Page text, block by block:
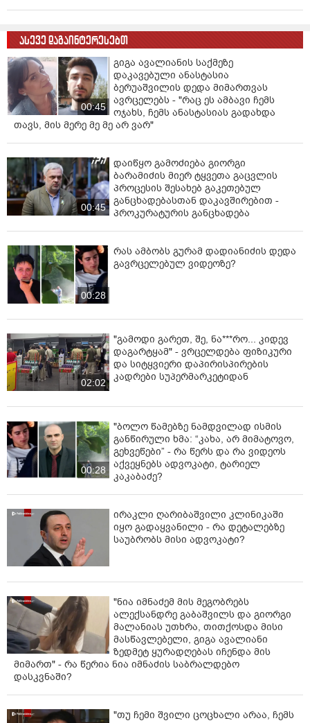
ასევე დაგაინტერესებთ
00:45
გიგა ავალიანის საქმეზე
დაკავებული ანასტასია
ბერუაშვილის დედა მიმართვას
ავრცელებს - "რაც ეს ამბავი ჩემს
ოჯახს, ჩემს ანასტასიას გადახდა
თავს, მის მერე მე მე არ ვარ"
00:45
დაიწყო გამოძიება გიორგი
ბარამიძის მიერ ტყვეთა გაცვლის
პროცესის შესახებ გაკეთებულ
განცხადებასთან დაკავშირებით -
პროკურატურის განცხადება
00:28
რას ამბობს გურამ დადიანიძის დედა
გავრცელებულ ვიდეოზე?
02:02
"გამოდი გარეთ, შე, ნა***რო... კიდევ
დაგარტყამ" - ვრცელდება ფიზიკური
და სიტყვიერი დაპირისპირების
კადრები სუპერმარკეტიდან
00:28
"ბოლო წამებზე ნამდვილად ისმის
განწირული ხმა: “კახა, არ მიმატოვო,
გეხვეწები” - რა წერს და რა ვიდეოს
აქვეყნებს ადვოკატი, ტარიელ
კაკაბაძე?
ირაკლი ღარიბაშვილი კლინიკაში
იყო გადაყვანილი - რა დეტალებზე
საუბრობს მისი ადვოკატი?
"ნია იმნაძემ მის მეგობრებს
ალექსანდრე გაბაშვილს და გიორგი
მალანიას უთხრა, თითქოსდა მისი
მასწავლებელი, გიგა ავალიანი
ზედმეტ ყურადღებას იჩენდა მის
მიმართ" - რა წერია ნია იმნაძის საბრალდებო
დასკვნაში?
"თუ ჩემი შვილი ცოცხალი არაა, ჩემს